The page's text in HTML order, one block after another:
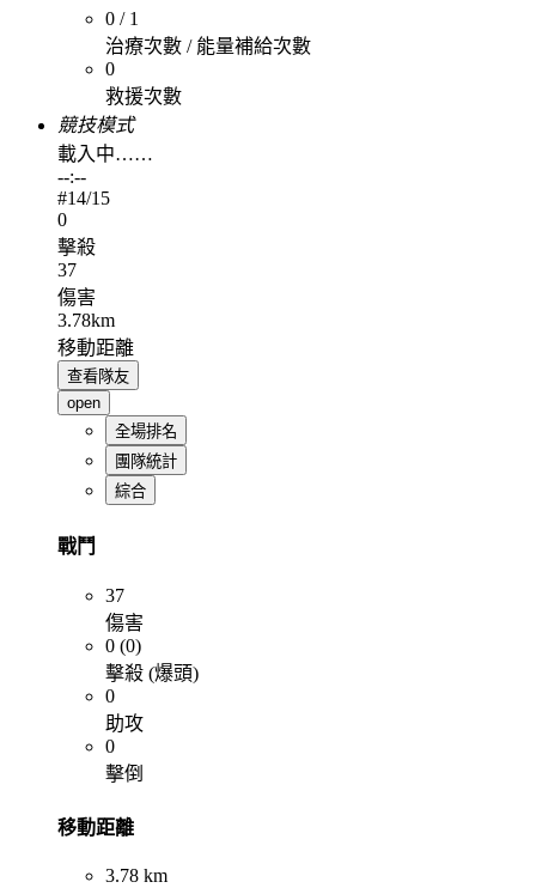
0 / 1
治療次數 / 能量補給次數
0
救援次數
競技模式
載入中……
--:--
#14/15
0
擊殺
37
傷害
3.78km
移動距離
查看隊友
open
全場排名
團隊統計
綜合
戰鬥
37
傷害
0 (0)
擊殺 (爆頭)
0
助攻
0
擊倒
移動距離
3.78 km